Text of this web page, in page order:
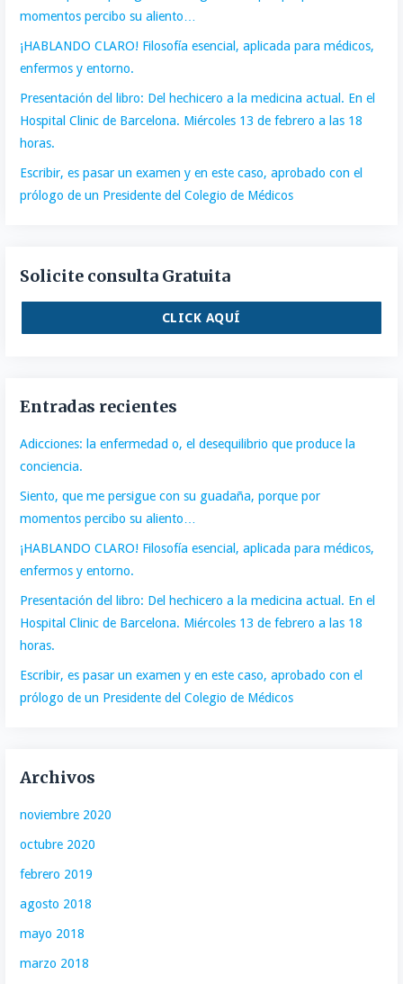
momentos percibo su aliento…
¡HABLANDO CLARO! Filosofía esencial, aplicada para médicos,
enfermos y entorno.
Presentación del libro: Del hechicero a la medicina actual. En el
Hospital Clinic de Barcelona. Miércoles 13 de febrero a las 18
horas.
Escribir, es pasar un examen y en este caso, aprobado con el
prólogo de un Presidente del Colegio de Médicos
Solicite consulta Gratuita
CLICK AQUÍ
Entradas recientes
Adicciones: la enfermedad o, el desequilibrio que produce la
conciencia.
Siento, que me persigue con su guadaña, porque por
momentos percibo su aliento…
¡HABLANDO CLARO! Filosofía esencial, aplicada para médicos,
enfermos y entorno.
Presentación del libro: Del hechicero a la medicina actual. En el
Hospital Clinic de Barcelona. Miércoles 13 de febrero a las 18
horas.
Escribir, es pasar un examen y en este caso, aprobado con el
prólogo de un Presidente del Colegio de Médicos
Archivos
noviembre 2020
octubre 2020
febrero 2019
agosto 2018
mayo 2018
marzo 2018